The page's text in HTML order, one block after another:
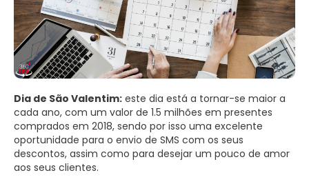
Dia de São Valentim: este dia está a tornar-se maior a
cada ano, com um valor de 1.5 milhões em presentes
comprados em 2018, sendo por isso uma excelente
oportunidade para o envio de SMS com os seus
descontos, assim como para desejar um pouco de amor
aos seus clientes.